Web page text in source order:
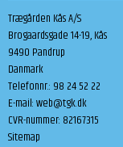
Trægården Kås A/S
Brogaardsgade 14-19, Kås
9490 Pandrup
Danmark
Telefonnr.: 98 24 52 22
E-mail:web@tgk.dk
CVR-nummer: 82167315
Sitemap